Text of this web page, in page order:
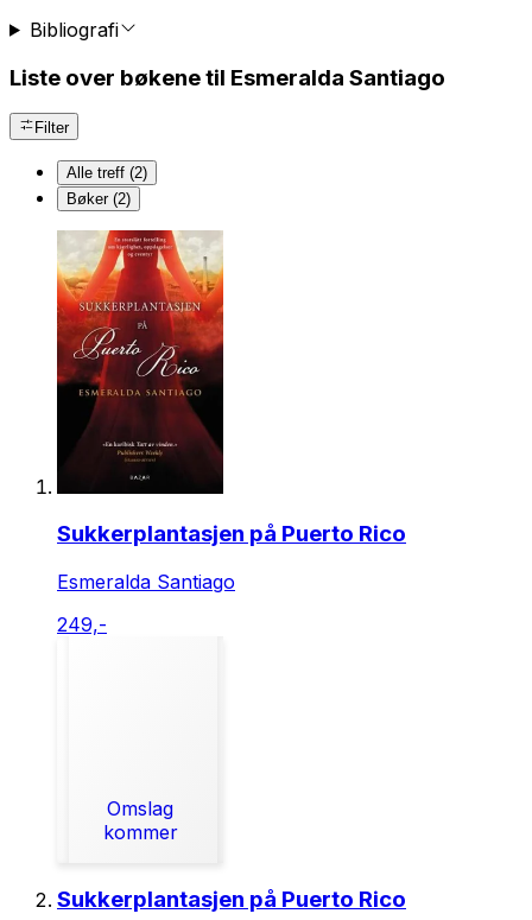
Bibliografi
Liste over bøkene til Esmeralda Santiago
Filter
Alle treff (2)
Bøker (2)
Sukkerplantasjen på Puerto Rico
Esmeralda Santiago
249,-
Omslag
kommer
Sukkerplantasjen på Puerto Rico